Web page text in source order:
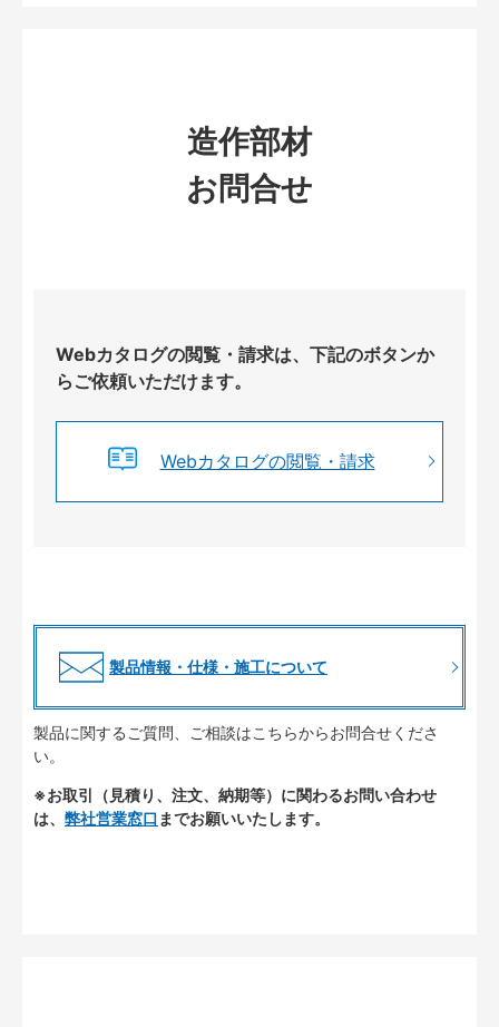
造作部材
お問合せ
Webカタログの閲覧・請求は、下記のボタンか
らご依頼いただけます。
Webカタログの閲覧・請求
製品情報・仕様・施工について
製品に関するご質問、ご相談はこちらからお問合せくださ
い。
※お取引（見積り、注文、納期等）に関わるお問い合わせ
は、 弊社営業窓口 までお願いいたします。